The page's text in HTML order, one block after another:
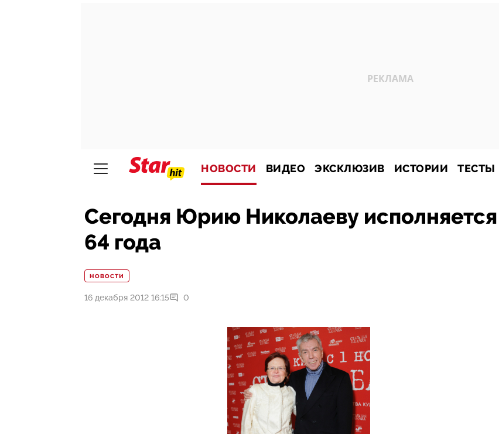
НОВОСТИ ВИДЕО ЭКСКЛЮЗИВ ИСТОРИИ ТЕСТЫ
Сегодня Юрию Николаеву исполняется
64 года
НОВОСТИ
16 декабря 2012 16:15 0